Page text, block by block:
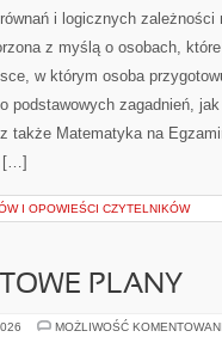
i logicznych zależności
z myślą o osobach,
w którym osoba
podstawowych zagadnień,
także Matematyka na
[…]
I OPOWIEŚCI CZYTELNIKÓW
PLANY
MOŻLIWOŚĆ